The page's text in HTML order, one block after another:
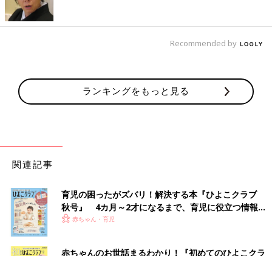
Recommended by
ランキングをもっと見る
関連記事
育児の困ったがズバリ！解決する本『ひよこクラブ
秋号』 4カ月～2才になるまで、育児に役立つ情報が
いっぱい！
赤ちゃん・育児
赤ちゃんのお世話まるわかり！『初めてのひよこクラ